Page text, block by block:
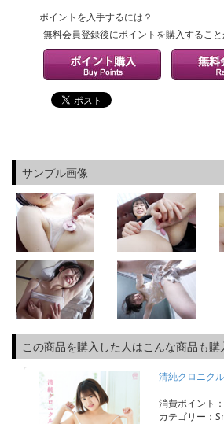
ポイントを入手するには？
無料会員登録後にポイントを購入すること
サンプル画像
この商品を購入した人はこんな商品も購
清純クロニク
消費ポイント
カテゴリー：